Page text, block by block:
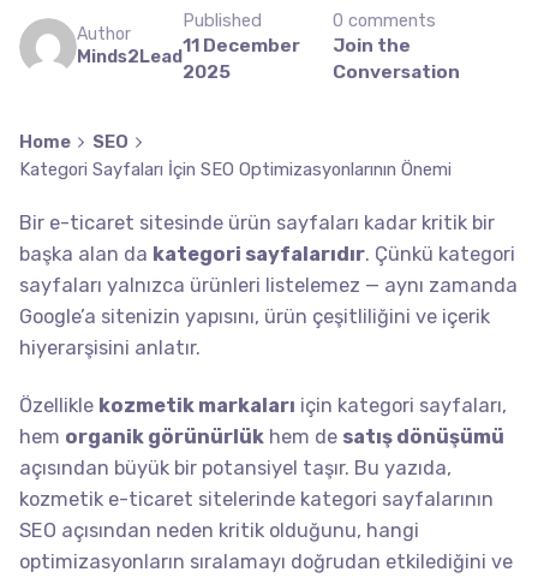
Author
Minds2Lead
Published
11 December
2025
0 comments
Join the
Conversation
Home
SEO
Kategori Sayfaları İçin SEO Optimizasyonlarının Önemi
Bir e-ticaret sitesinde ürün sayfaları kadar kritik bir
başka alan da kategori sayfalarıdır. Çünkü kategori
sayfaları yalnızca ürünleri listelemez — aynı zamanda
Google’a sitenizin yapısını, ürün çeşitliliğini ve içerik
hiyerarşisini anlatır.
Özellikle kozmetik markaları için kategori sayfaları,
hem organik görünürlük hem de satış dönüşümü
açısından büyük bir potansiyel taşır. Bu yazıda,
kozmetik e-ticaret sitelerinde kategori sayfalarının
SEO açısından neden kritik olduğunu, hangi
optimizasyonların sıralamayı doğrudan etkilediğini ve